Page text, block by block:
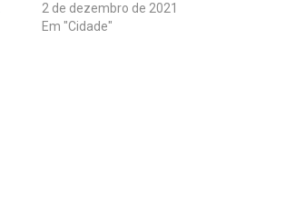
2 de dezembro de 2021
Em "Cidade"